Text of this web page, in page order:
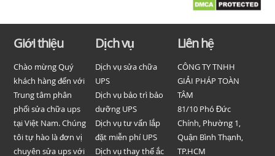
Giới thiệu
Chào mừng Quý
khách hàng đến với
Trung tâm phân
phối sửa chữa ups
tại Việt Nam. Chúng
tôi tự hào là đơn vị
chuyên sửa ups với
Dịch vụ
Dịch vụ sửa chữa
UPS
Dịch vụ bảo trì bảo
dưỡng UPS
Dịch vụ tư vấn lắp
đặt miễn phí UPS
Dịch vụ thay thế ắc
Liên hệ
CÔNG TY TNHH
GIẢI PHÁP TOÀN
TÂM
81/10 Phó Đức
Chính, Phường 1,
Quận Bình Thạnh,
TP.HCM